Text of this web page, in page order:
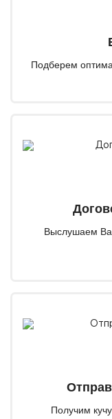
Подберем
Выслушаем
Получим